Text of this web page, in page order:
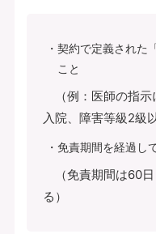
契約で定義された
こと
（例：医師の指示
入院、障害等級2級
免責期間を経過し
（免責期間は60日
る）